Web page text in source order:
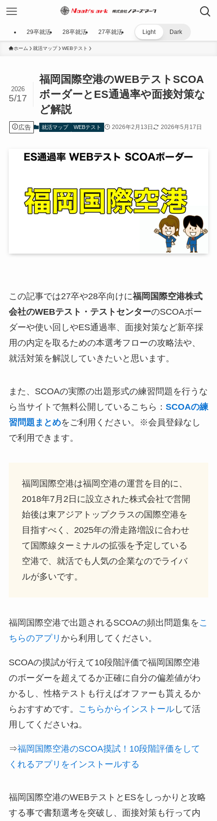
29卒就活 28卒就活 27卒就活 Light Dark
ホーム 就活マップ WEBテスト
福岡国際空港のWEBテストSCOA
ボーダーとES通過率や面接対策な
ど解説
2026
5/17
広告 就活マップ WEBテスト 2026年2月13日 2026年5月17日
この記事では27卒や28卒向けに福岡国際空港株式
会社のWEBテスト・テストセンターのSCOAボー
ダーや使い回しやES通過率、面接対策など新卒採
用の内定を取るための本選考フローの攻略法や、
就活対策を解説していきたいと思います。
また、SCOAの実際の出題形式の練習問題を行うな
ら当サイトで無料公開しているこちら： SCOAの練
習問題まとめをご利用ください。※会員登録なし
で利用できます。
福岡国際空港は福岡空港の運営を目的に、
2018年7月2日に設立された株式会社で営開
始後は東アジアトップクラスの国際空港を
目指すべく、2025年の滑走路増設に合わせ
て国際線ターミナルの拡張を予定している
空港で、就活でも人気の企業なのでライバ
ルが多いです。
福岡国際空港で出題されるSCOAの頻出問題集を こ
ちらのアプリ から利用してください。
SCOAの摸試が行えて10段階評価で福岡国際空港
のボーダーを超えてるか正確に自分の偏差値がわ
かるし、性格テストも行えばオファーも貰えるか
らおすすめです。
こちらからインストールして活
用してくださいね。
⇒福岡国際空港のSCOA摸試！10段階評価をして
くれるアプリをインストールする
福岡国際空港のWEBテストとESをしっかりと攻略
する事で書類選考を突破し、面接対策も行って内